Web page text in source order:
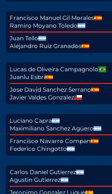
Francisco Manuel Gil Morales
Ramiro Moyano Toledo
Juan Tello
Alejandro Ruiz Granados
Lucas de Oliveira Campagnolo
Juanlu Esbri
Jose David Sanchez Serrano
Javier Valdes Gonzalez
Luciano Capra
Maximiliano Sanchez Agüero
Francisco Navarro Compan
Federico Chingotto
Carlos Daniel Gutierrez
Agustin Gutierrez
Jeronimo Gonzalez Luque